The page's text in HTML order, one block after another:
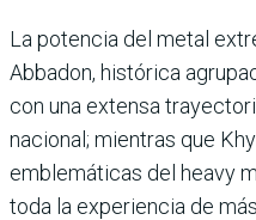
La potencia del metal
Abbadon, histórica
con una extensa
nacional; mientras que
emblemáticas del heavy
toda la experiencia de